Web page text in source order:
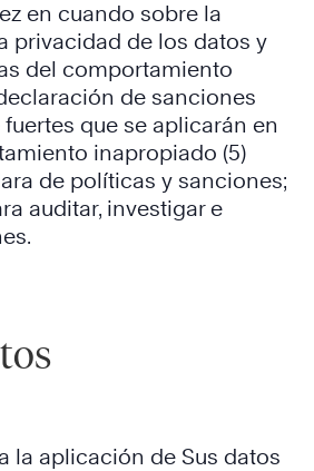
en cuando sobre la
privacidad de los datos y
del comportamiento
de sanciones
que se aplicarán en
inapropiado (5)
de políticas y sanciones;
auditar, investigar e
la aplicación de Sus datos